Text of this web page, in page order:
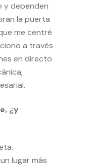
y dependen
la puerta
me centré
a través
en directo
¿y
lugar más